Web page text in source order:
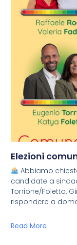
Elezioni
Abbiamo
candidate a
Torrione/Foletto,
rispondere a
Read More